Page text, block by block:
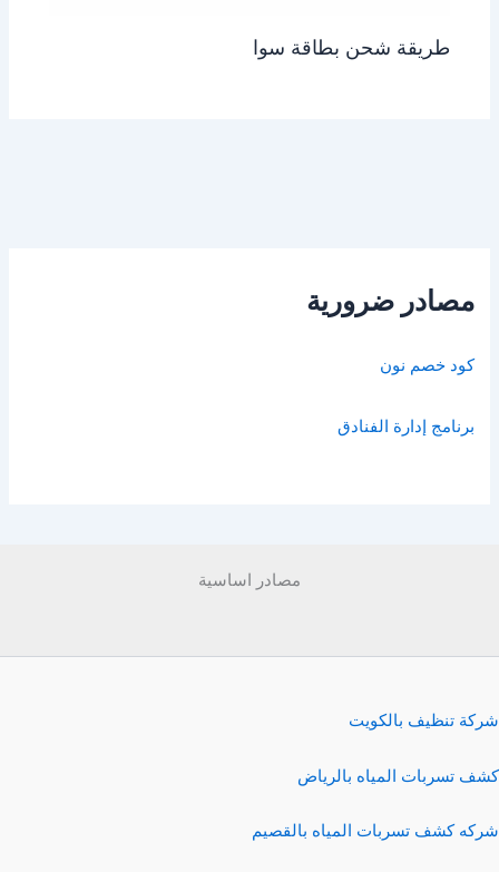
طريقة شحن بطاقة سوا
مصادر ضرورية
كود خصم نون
برنامج إدارة الفنادق
مصادر اساسية
شركة تنظيف بالكويت
كشف تسربات المياه بالرياض
شركه كشف تسربات المياه بالقصيم